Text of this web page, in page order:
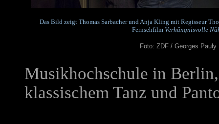
Das Bild zeigt Thomas Sarbacher und Anja Kling mit Regisseur
Fernsehfilm Verhängnisvolle
Foto: ZDF / Georges Pauly
Musikhochschule in
klassischem Tanz und